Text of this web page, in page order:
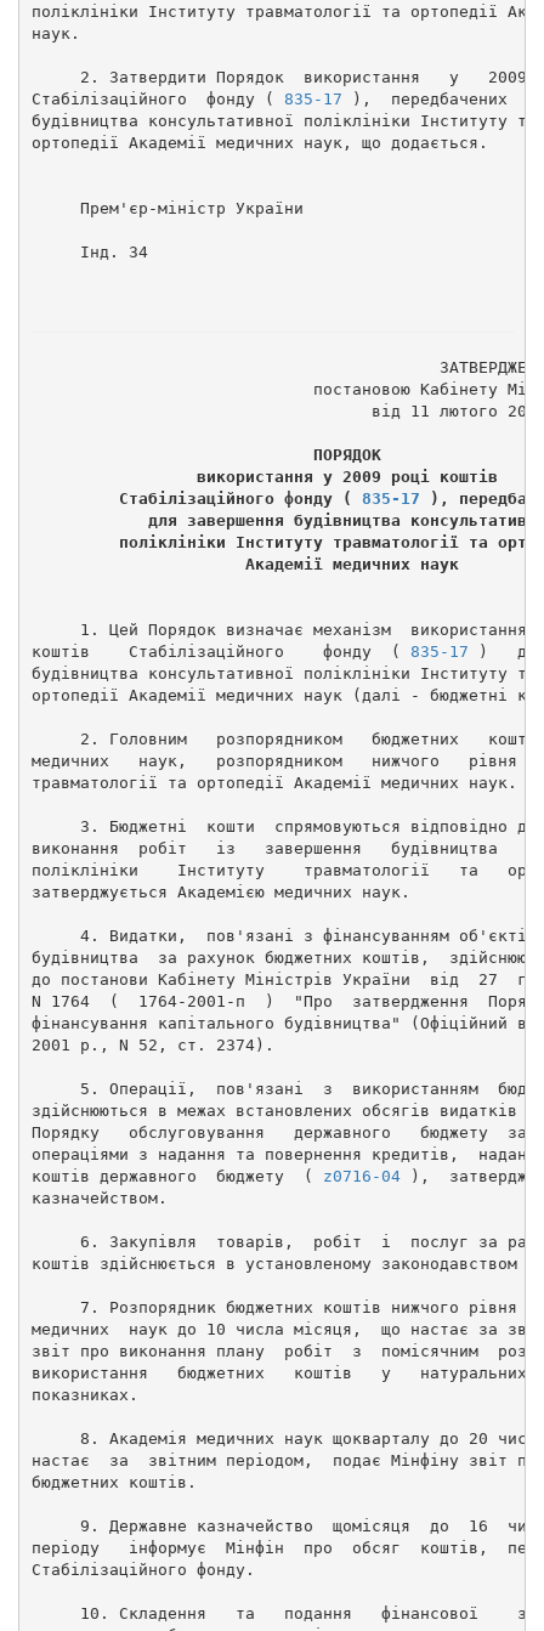
поліклініки Інституту травматології та ортопедії
наук.
2. Затвердити Порядок  використання   у   2009
Стабілізаційного  фонду ( 835-17 ),  передбачених
будівництва консультативної поліклініки Інституту
ортопедії Академії медичних наук, що додається.
Прем'єр-міністр України
     Інд. 34
постановою Кабінету
від 11 лютого
                             ПОРЯДОК
                 використання у 2009 році коштів
         Стабілізаційного фонду (
835-17 ),
для завершення будівництва
поліклініки Інституту травматології та
                      Академії медичних наук
1. Цей Порядок визначає механізм  використання
коштів    Стабілізаційного    фонду  ( 835-17 )
будівництва консультативної поліклініки Інституту
ортопедії Академії медичних наук (далі - бюджетні
2. Головним   розпорядником   бюджетних
медичних   наук,   розпорядником   нижчого
травматології та ортопедії Академії медичних наук.
3. Бюджетні  кошти  спрямовуються відповідно
виконання  робіт   із   завершення   будівництва
поліклініки    Інституту    травматології   та
затверджується Академією медичних наук.
4. Видатки,  пов'язані з фінансуванням
будівництва  за рахунок бюджетних коштів,
до постанови Кабінету Міністрів України  від  27
N 1764  (  1764-2001-п  )  "Про  затвердження
фінансування капітального будівництва" (Офіційний
2001 р., N 52, ст. 2374).
5. Операції,  пов'язані  з  використанням
здійснюються в межах встановлених обсягів видатків
Порядку   обслуговування   державного   бюджету  за
операціями з надання та повернення кредитів,
коштів державного  бюджету  ( z0716-04 ),
казначейством.
6. Закупівля  товарів,  робіт  і  послуг за
коштів здійснюється в установленому законодавством
7. Розпорядник бюджетних коштів нижчого рівня
медичних  наук до 10 числа місяця,  що настає за
звіт про виконання плану  робіт  з  помісячним
використання   бюджетних   коштів   у   натуральних
показниках.
8. Академія медичних наук щокварталу до 20
настає  за  звітним періодом,  подає Мінфіну звіт
бюджетних коштів.
9. Державне казначейство  щомісяця  до  16
періоду   інформує  Мінфін  про  обсяг  коштів,
Стабілізаційного фонду.
10. Складення   та   подання   фінансової